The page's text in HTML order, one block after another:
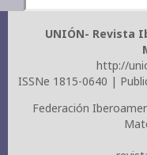
UNIÓN- Revista
http://
ISSNe 1815-0640 |
Federación